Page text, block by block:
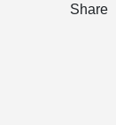
Share